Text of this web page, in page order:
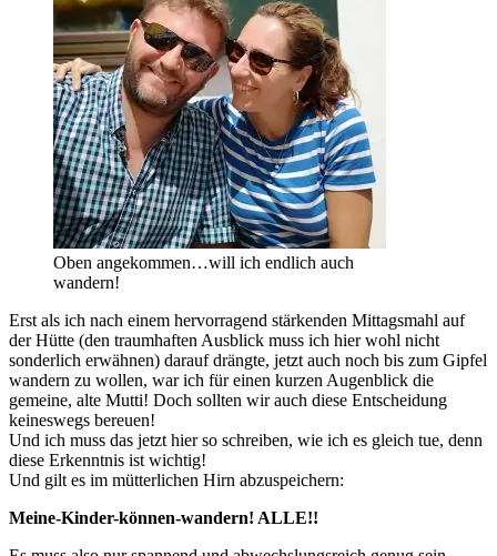
Oben angekommen…will ich endlich auch
wandern!
Erst als ich nach einem hervorragend stärkenden Mittagsmahl auf
der Hütte (den traumhaften Ausblick muss ich hier wohl nicht
sonderlich erwähnen) darauf drängte, jetzt auch noch bis zum Gipfel
wandern zu wollen, war ich für einen kurzen Augenblick die
gemeine, alte Mutti! Doch sollten wir auch diese Entscheidung
keineswegs bereuen!
Und ich muss das jetzt hier so schreiben, wie ich es gleich tue, denn
diese Erkenntnis ist wichtig!
Und gilt es im mütterlichen Hirn abzuspeichern:
Meine-Kinder-können-wandern! ALLE!!